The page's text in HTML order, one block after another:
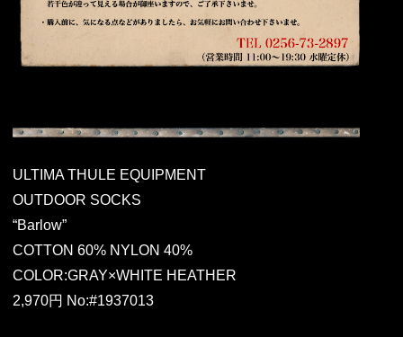
ULTIMA THULE EQUIPMENT
OUTDOOR SOCKS
“Barlow”
COTTON 60% NYLON 40%
COLOR:GRAY×WHITE HEATHER
2,970円 No:#1937013